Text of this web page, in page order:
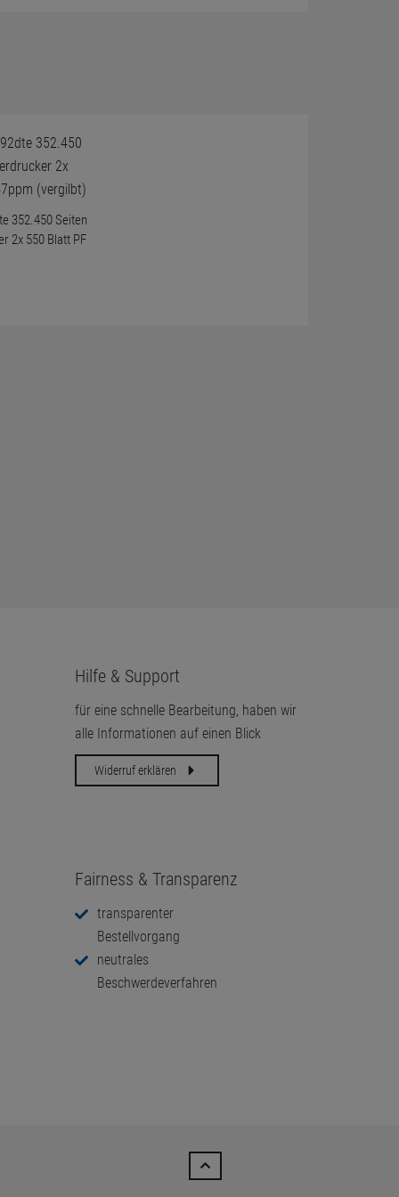
352.450 Seiten
2x 550 Blatt PF
Hilfe & Support
für eine schnelle Bearbeitung, haben wir
alle Informationen auf einen Blick
Widerruf erklären
Fairness & Transparenz
transparenter
Bestellvorgang
neutrales
Beschwerdeverfahren